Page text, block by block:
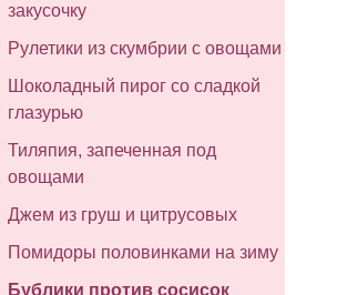
закусочку
Рулетики из скумбрии с овощами
Шоколадный пирог со сладкой
глазурью
Тиляпия, запеченная под
овощами
Джем из груш и цитрусовых
Помидоры половинками на зиму
Бублики против сосисок